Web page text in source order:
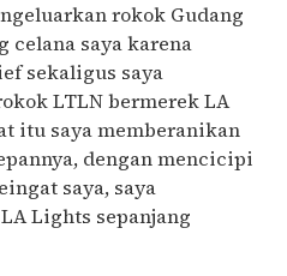
rokok Gudang
celana saya karena
sekaligus saya
LTLN bermerek LA
itu saya memberanikan
dengan mencicipi
saya, saya
Lights sepanjang